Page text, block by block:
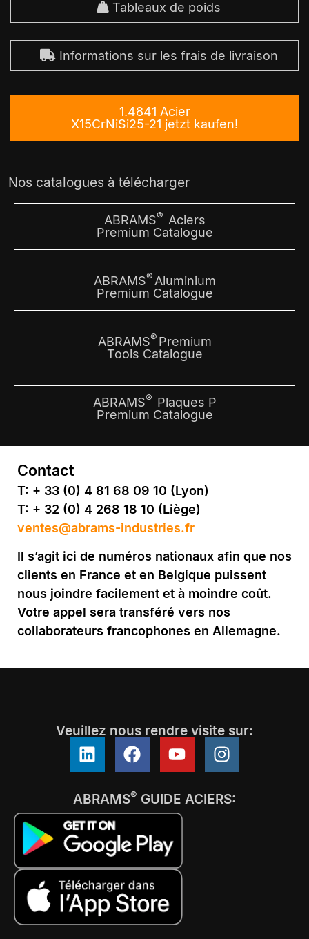
Tableaux de poids
Informations sur les frais de livraison
1.4841 Acier
X15CrNiSi25-21 jetzt kaufen!
Nos catalogues à télécharger
ABRAMS® Aciers
Premium Catalogue
ABRAMS® Aluminium
Premium Catalogue
ABRAMS® Premium
Tools Catalogue
ABRAMS® Plaques P
Premium Catalogue
Contact
T: + 33 (0) 4 81 68 09 10 (Lyon)
T: + 32 (0) 4 268 18 10 (Liège)
ventes@abrams-industries.fr
Il s’agit ici de numéros nationaux afin que nos
clients en France et en Belgique puissent
nous joindre facilement et à moindre coût.
Votre appel sera transféré vers nos
collaborateurs francophones en Allemagne.
Veuillez nous rendre visite sur:
ABRAMS® GUIDE ACIERS: